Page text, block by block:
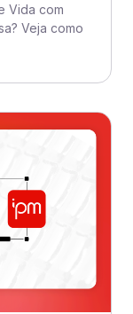
Vida com
Veja como